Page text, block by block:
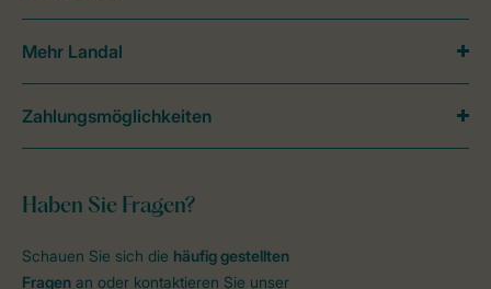
Haben Sie Fragen?
Schauen Sie sich die häufig gestellten
Fragen an oder kontaktieren Sie unser
Mehr Landal
Zahlungsmöglichkeiten